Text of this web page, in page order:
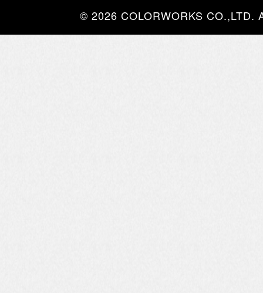
© 2026 COLORWORKS CO.,LTD.